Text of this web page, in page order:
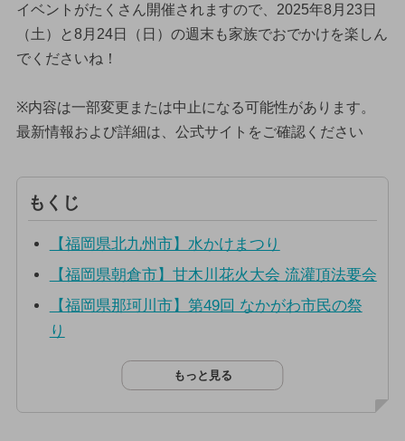
イベントがたくさん開催されますので、2025年8月23日
（土）と8月24日（日）の週末も家族でおでかけを楽しん
でくださいね！
※内容は一部変更または中止になる可能性があります。
最新情報および詳細は、公式サイトをご確認ください
もくじ
【福岡県北九州市】水かけまつり
【福岡県朝倉市】甘木川花火大会 流灌頂法要会
【福岡県那珂川市】第49回 なかがわ市民の祭
り
もっと見る